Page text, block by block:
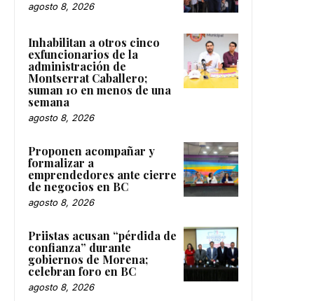
agosto 8, 2026
Inhabilitan a otros cinco
exfuncionarios de la
administración de
Montserrat Caballero;
suman 10 en menos de una
semana
agosto 8, 2026
Proponen acompañar y
formalizar a
emprendedores ante cierre
de negocios en BC
agosto 8, 2026
Priistas acusan “pérdida de
confianza” durante
gobiernos de Morena;
celebran foro en BC
agosto 8, 2026